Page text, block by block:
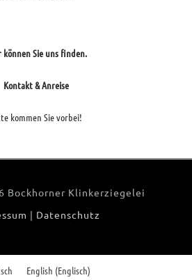
können Sie uns finden.
Kontakt & Anreise
kommen Sie vorbei!
Bockhorner Klinkerziegelei
| Datenschutz
English (Englisch)